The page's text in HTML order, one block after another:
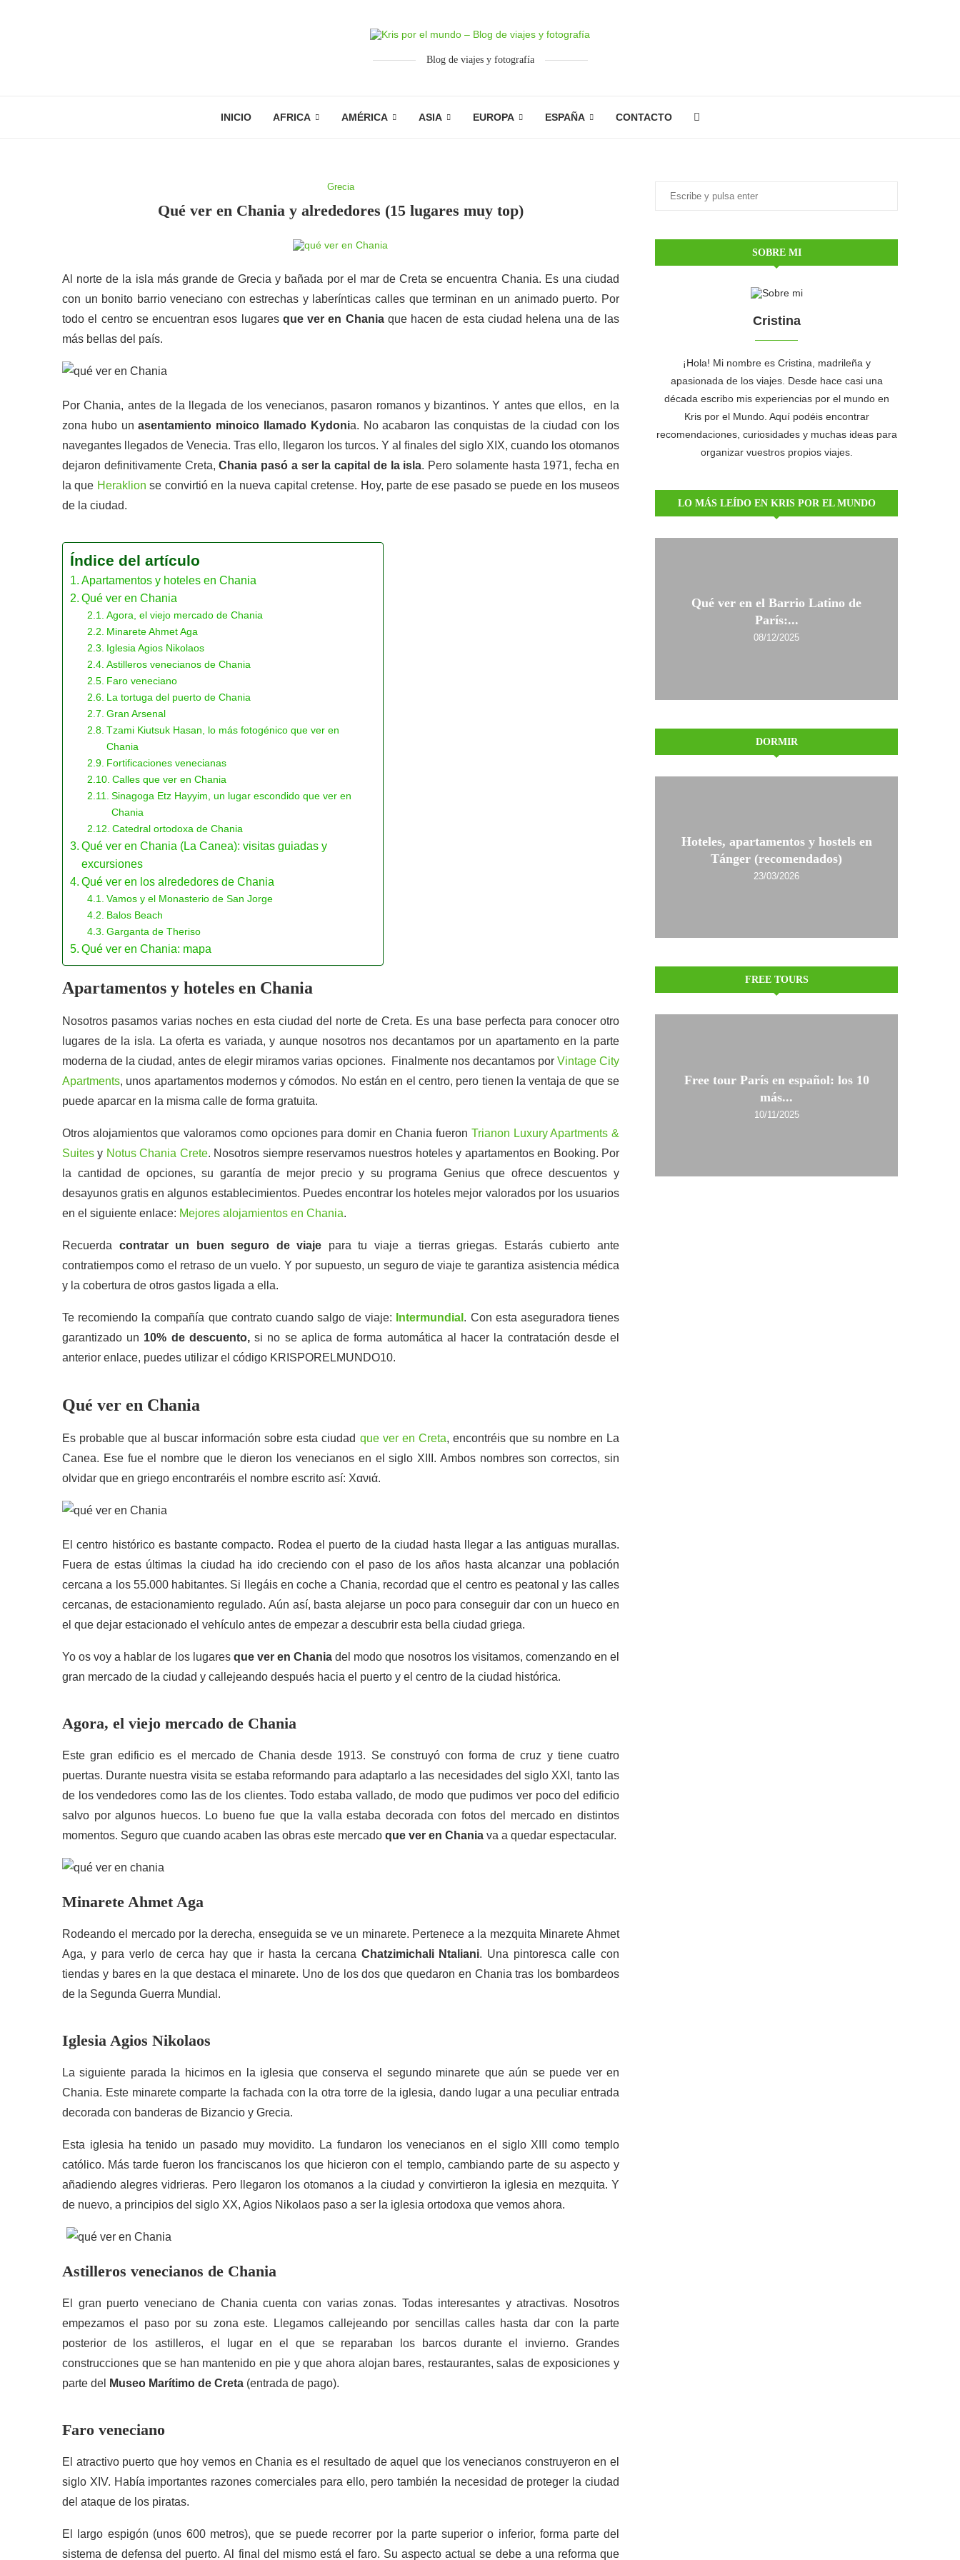
Blog de viajes y fotografía
INICIO AFRICA AMÉRICA ASIA EUROPA ESPAÑA CONTACTO
Grecia
Qué ver en Chania y alrededores (15 lugares muy top)
Al norte de la isla más grande de Grecia y bañada por el mar de Creta se encuentra Chania. Es una ciudad
con un bonito barrio veneciano con estrechas y laberínticas calles que terminan en un animado puerto. Por
todo el centro se encuentran esos lugares que ver en Chaniaque hacen de esta ciudad helena una de las
más bellas del país.
Por Chania, antes de la llegada de los venecianos, pasaron romanos y bizantinos. Y antes que ellos, en la
zona hubo unasentamiento minoico llamado Kydonia. No acabaron las conquistas de la ciudad con los
navegantes llegados de Venecia. Tras ello, llegaron los turcos. Y al finales del siglo XIX, cuando los otomanos
dejaron definitivamente Creta,Chania pasó a ser la capital de la isla. Pero solamente hasta 1971, fecha en
la que Heraklion se convirtió en la nueva capital cretense. Hoy, parte de ese pasado se puede en los museos
de la ciudad.
Índice del artículo
Apartamentos y hoteles en Chania
Qué ver en Chania
Agora, el viejo mercado de Chania
Minarete Ahmet Aga
Iglesia Agios Nikolaos
Astilleros venecianos de Chania
Faro veneciano
La tortuga del puerto de Chania
Gran Arsenal
Tzami Kiutsuk Hasan, lo más fotogénico que ver en
Chania
Fortificaciones venecianas
Calles que ver en Chania
Sinagoga Etz Hayyim, un lugar escondido que ver en
Chania
Catedral ortodoxa de Chania
Qué ver en Chania (La Canea): visitas guiadas y
excursiones
Qué ver en los alrededores de Chania
Vamos y el Monasterio de San Jorge
Balos Beach
Garganta de Theriso
Qué ver en Chania: mapa
Apartamentos y hoteles en Chania
Nosotros pasamos varias noches en esta ciudad del norte de Creta. Es una base perfecta para conocer otro
lugares de la isla. La oferta es variada, y aunque nosotros nos decantamos por un apartamento en la parte
moderna de la ciudad, antes de elegir miramos varias opciones. Finalmente nos decantamos por Vintage City
Apartments, unos apartamentos modernos y cómodos. No están en el centro, pero tienen la ventaja de que se
puede aparcar en la misma calle de forma gratuita.
Otros alojamientos que valoramos como opciones para domir en Chania fueron Trianon Luxury Apartments &
Suites y Notus Chania Crete. Nosotros siempre reservamos nuestros hoteles y apartamentos en Booking. Por
la cantidad de opciones, su garantía de mejor precio y su programa Genius que ofrece descuentos y
desayunos gratis en algunos establecimientos. Puedes encontrar los hoteles mejor valorados por los usuarios
en el siguiente enlace: Mejores alojamientos en Chania.
Recuerda contratar un buen seguro de viaje para tu viaje a tierras griegas. Estarás cubierto ante
contratiempos como el retraso de un vuelo. Y por supuesto, un seguro de viaje te garantiza asistencia médica
y la cobertura de otros gastos ligada a ella.
Te recomiendo la compañía que contrato cuando salgo de viaje: Intermundial . Con esta aseguradora tienes
garantizado un 10% de descuento,si no se aplica de forma automática al hacer la contratación desde el
anterior enlace, puedes utilizar el código KRISPORELMUNDO10.
Qué ver en Chania
Es probable que al buscar información sobre esta ciudad que ver en Creta, encontréis que su nombre en La
Canea. Ese fue el nombre que le dieron los venecianos en el siglo XIII. Ambos nombres son correctos, sin
olvidar que en griego encontraréis el nombre escrito así: Χανιά.
El centro histórico es bastante compacto. Rodea el puerto de la ciudad hasta llegar a las antiguas murallas.
Fuera de estas últimas la ciudad ha ido creciendo con el paso de los años hasta alcanzar una población
cercana a los 55.000 habitantes. Si llegáis en coche a Chania, recordad que el centro es peatonal y las calles
cercanas, de estacionamiento regulado. Aún así, basta alejarse un poco para conseguir dar con un hueco en
el que dejar estacionado el vehículo antes de empezar a descubrir esta bella ciudad griega.
Yo os voy a hablar de los lugares que ver en Chania del modo que nosotros los visitamos, comenzando en el
gran mercado de la ciudad y callejeando después hacia el puerto y el centro de la ciudad histórica.
Agora, el viejo mercado de Chania
Este gran edificio es el mercado de Chania desde 1913. Se construyó con forma de cruz y tiene cuatro
puertas. Durante nuestra visita se estaba reformando para adaptarlo a las necesidades del siglo XXI, tanto las
de los vendedores como las de los clientes. Todo estaba vallado, de modo que pudimos ver poco del edificio
salvo por algunos huecos. Lo bueno fue que la valla estaba decorada con fotos del mercado en distintos
momentos. Seguro que cuando acaben las obras este mercado que ver en Chania va a quedar espectacular.
Minarete Ahmet Aga
Rodeando el mercado por la derecha, enseguida se ve un minarete. Pertenece a la mezquita Minarete Ahmet
Aga, y para verlo de cerca hay que ir hasta la cercana Chatzimichali Ntaliani. Una pintoresca calle con
tiendas y bares en la que destaca el minarete. Uno de los dos que quedaron en Chania tras los bombardeos
de la Segunda Guerra Mundial.
Iglesia Agios Nikolaos
La siguiente parada la hicimos en la iglesia que conserva el segundo minarete que aún se puede ver en
Chania. Este minarete comparte la fachada con la otra torre de la iglesia, dando lugar a una peculiar entrada
decorada con banderas de Bizancio y Grecia.
Esta iglesia ha tenido un pasado muy movidito. La fundaron los venecianos en el siglo XIII como templo
católico. Más tarde fueron los franciscanos los que hicieron con el templo, cambiando parte de su aspecto y
añadiendo alegres vidrieras. Pero llegaron los otomanos a la ciudad y convirtieron la iglesia en mezquita. Y
de nuevo, a principios del siglo XX, Agios Nikolaos paso a ser la iglesia ortodoxa que vemos ahora.
Astilleros venecianos de Chania
El gran puerto veneciano de Chania cuenta con varias zonas. Todas interesantes y atractivas. Nosotros
empezamos el paso por su zona este. Llegamos callejeando por sencillas calles hasta dar con la parte
posterior de los astilleros, el lugar en el que se reparaban los barcos durante el invierno. Grandes
construcciones que se han mantenido en pie y que ahora alojan bares, restaurantes, salas de exposiciones y
parte del
Museo Marítimo de Creta (entrada de pago).
Faro veneciano
El atractivo puerto que hoy vemos en Chania es el resultado de aquel que los venecianos construyeron en el
siglo XIV. Había importantes razones comerciales para ello, pero también la necesidad de proteger la ciudad
del ataque de los piratas.
El largo espigón (unos 600 metros), que se puede recorrer por la parte superior o inferior, forma parte del
sistema de defensa del puerto. Al final del mismo está el faro. Su aspecto actual se debe a una reforma que
SOBRE MI
Cristina
¡Hola! Mi nombre es Cristina, madrileña y
apasionada de los viajes. Desde hace casi una
década escribo mis experiencias por el mundo en
Kris por el Mundo. Aquí podéis encontrar
recomendaciones, curiosidades y muchas ideas para
organizar vuestros propios viajes.
LO MÁS LEÍDO EN KRIS POR EL MUNDO
Qué ver en el Barrio Latino de
París:...
08/12/2025
DORMIR
Hoteles, apartamentos y hostels en
Tánger (recomendados)
23/03/2026
FREE TOURS
Free tour París en español: los 10
más...
10/11/2025